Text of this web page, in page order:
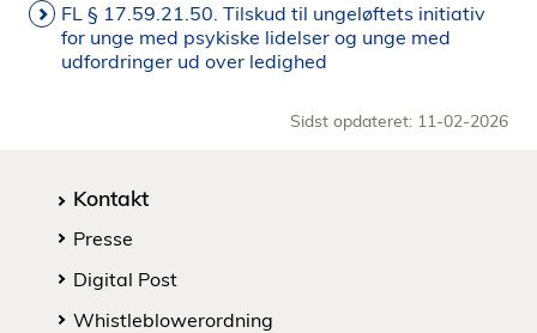
FL § 17.59.21.50. Tilskud til ungeløftets initiativ
for unge med psykiske lidelser og unge med
udfordringer ud over ledighed
Sidst opdateret: 11-02-2026
Kontakt
Presse
Digital Post
Whistleblowerordning